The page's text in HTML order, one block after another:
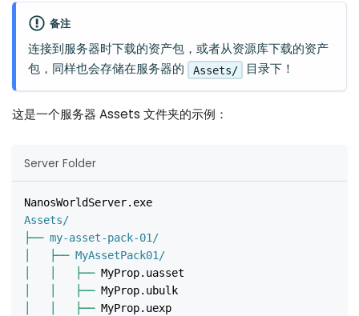
备注
连接到服务器时下载的资产包，或者从资源库下载的资产
包，同样也会存储在服务器的
Assets/ 目录下！
这是一个服务器 Assets 文件夹的示例：
Server Folder
NanosWorldServer.exe
Assets/
├── my-asset-pack-01/
├── MyAssetPack01/
├── MyProp.uasset
├── MyProp.ubulk
├── MyProp.uexp